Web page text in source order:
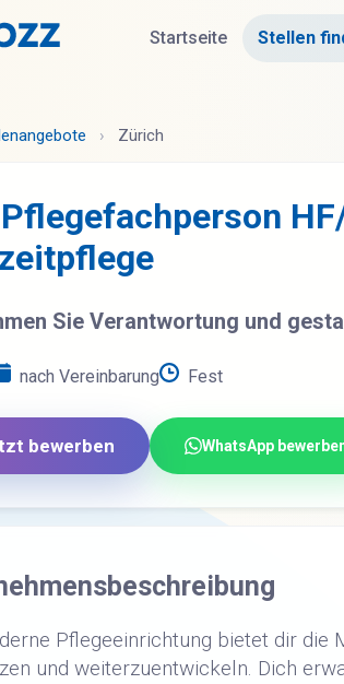
Startseite Stellen
› Zürich
Sie Verantwortung und
nach Vereinbarung Fest
bewerben WhatsApp
Pflegeeinrichtung bietet dir
und weiterzuentwickeln. Dich